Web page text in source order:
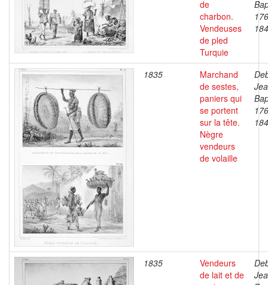
de
charbon.
Vendeuses
de pled
Turquie
1835
Marchand
de sestes,
paniers qui
se portent
sur la tête.
Nègre
vendeurs
de volaille
1835
Vendeurs
de lait et de